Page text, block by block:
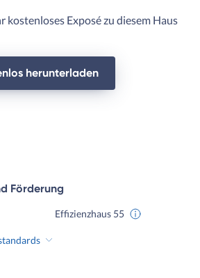
kostenloses Exposé zu diesem Haus
herunterladen
Förderung
Effizienzhaus 55